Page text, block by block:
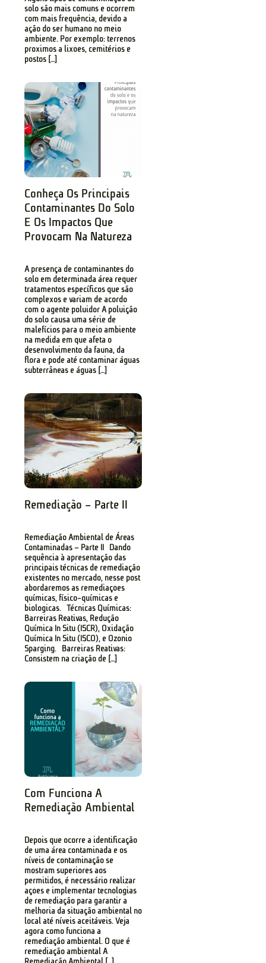
solo são mais comuns e ocorrem
com mais frequência, devido a
ação do ser humano no meio
ambiente. Por exemplo: terrenos
próximos a lixões, cemitérios e
postos […]
Conheça Os Principais
Contaminantes Do Solo
E Os Impactos Que
Provocam Na Natureza
A presença de contaminantes do
solo em determinada área requer
tratamentos específicos que são
complexos e variam de acordo
com o agente poluidor A poluição
do solo causa uma série de
malefícios para o meio ambiente
na medida em que afeta o
desenvolvimento da fauna, da
flora e pode até contaminar águas
subterrâneas e águas […]
Remediação – Parte II
Remediação Ambiental de Áreas
Contaminadas – Parte II Dando
sequência à apresentação das
principais técnicas de remediação
existentes no mercado, nesse post
abordaremos as remediações
químicas, físico-químicas e
biológicas. Técnicas Químicas:
Barreiras Reativas, Redução
Química In Situ (ISCR), Oxidação
Química In Situ (ISCO), e Ozônio
Sparging. Barreiras Reativas:
Consistem na criação de […]
Com Funciona A
Remediação Ambiental
Depois que ocorre a identificação
de uma área contaminada e os
níveis de contaminação se
mostram superiores aos
permitidos, é necessário realizar
ações e implementar tecnologias
de remediação para garantir a
melhoria da situação ambiental no
local até níveis aceitáveis. Veja
agora como funciona a
remediação ambiental. O que é
remediação ambiental A